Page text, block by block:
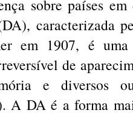
sobre países
caracterizada
em 1907, é uma
de
e diversos
A DA é a forma